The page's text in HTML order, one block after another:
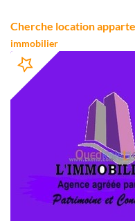
Cherche location
immobilier